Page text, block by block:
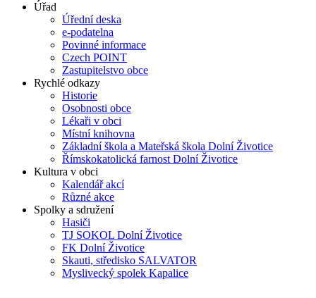
Úřad
Úřední deska
e-podatelna
Povinné informace
Czech POINT
Zastupitelstvo obce
Rychlé odkazy
Historie
Osobnosti obce
Lékaři v obci
Místní knihovna
Základní škola a Mateřská škola Dolní Životice
Římskokatolická farnost Dolní Životice
Kultura v obci
Kalendář akcí
Různé akce
Spolky a sdružení
Hasiči
TJ SOKOL Dolní Životice
FK Dolní Životice
Skauti, středisko SALVATOR
Myslivecký spolek Kapalice